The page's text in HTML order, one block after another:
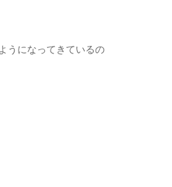
うになってきているの